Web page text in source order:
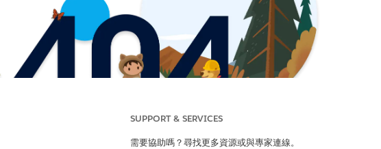
SUPPORT & SERVICES
需要協助嗎？尋找更多資源或與專家連線。